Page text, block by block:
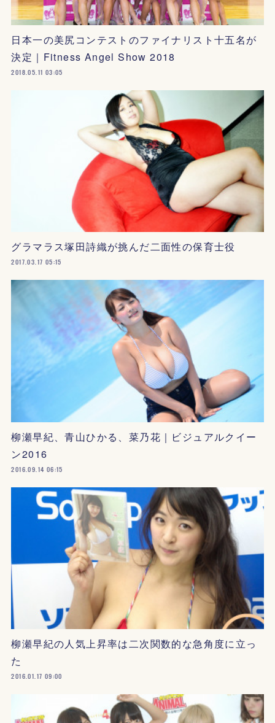
日本一の美尻コンテストのファイナリスト十五名が
決定｜Fitness Angel Show 2018
2018.05.11 03:05
グラマラス塚田詩織が挑んだ二面性の保育士役
2017.03.17 05:15
柳瀬早紀、青山ひかる、菜乃花｜ビジュアルクイー
ン2016
2016.09.14 06:15
柳瀬早紀の人気上昇率は二次関数的な急角度に立っ
た
2016.01.17 09:00